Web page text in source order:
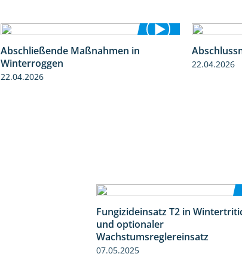
Abschließende Maßnahmen in
Winterroggen
22.04.2026
22.04.2026
Fungizideinsatz T2 in
und optionaler
Wachstumsreglereinsatz
07.05.2025